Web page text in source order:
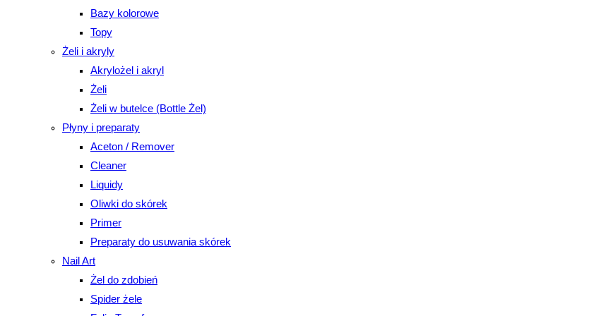
Bazy kolorowe
Topy
Żeli i akryly
Akrylożel i akryl
Żeli
Żeli w butelce (Bottle Żel)
Płyny i preparaty
Aceton / Remover
Cleaner
Liquidy
Oliwki do skórek
Primer
Preparaty do usuwania skórek
Nail Art
Żel do zdobień
Spider żele